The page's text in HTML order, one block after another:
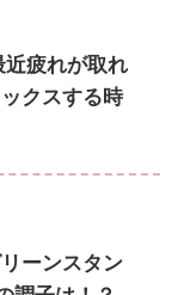
近疲れが取れ
クスする時
ーンスタン